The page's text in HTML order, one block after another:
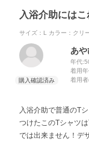
入浴介助にはこ
サイズ：L カラー：クリ
あや
年代:
着用
着用
入浴介助で普通のT
つけたこのTシャツ
では出来ません！デ